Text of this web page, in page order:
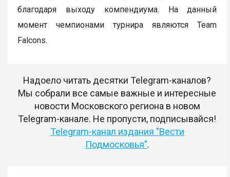
благодаря выходу компендиума. На данный
момент чемпионами турнира являются Team
Falcons.
Надоело читать десятки Telegram-каналов?
Мы собрали все самые важные и интересные
новости Московского региона в новом
Telegram-канале. Не пропусти, подписывайся!
Telegram-канал издания "Вести
Подмосковья".